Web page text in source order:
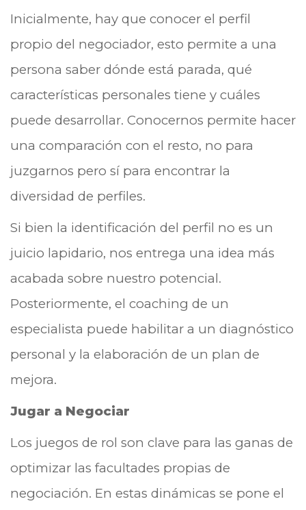
Inicialmente, hay que conocer el perfil
propio del negociador, esto permite a una
persona saber dónde está parada, qué
características personales tiene y cuáles
puede desarrollar. Conocernos permite hacer
una comparación con el resto, no para
juzgarnos pero sí para encontrar la
diversidad de perfiles.
Si bien la identificación del perfil no es un
juicio lapidario, nos entrega una idea más
acabada sobre nuestro potencial.
Posteriormente, el coaching de un
especialista puede habilitar a un diagnóstico
personal y la elaboración de un plan de
mejora.
Jugar a Negociar
Los juegos de rol son clave para las ganas de
optimizar las facultades propias de
negociación. En estas dinámicas se pone el